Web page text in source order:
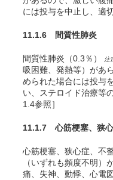
には投与を中止し、適
11.1.6 間質性肺炎
間質性肺炎（0.3％） 注1
吸困難、発熱等）があ
められた場合には投与
い、ステロイド治療等
1.4参照］
11.1.7 心筋梗塞、狭
心筋梗塞、狭心症、不
（いずれも頻度不明）
痛、失神、動悸、心電